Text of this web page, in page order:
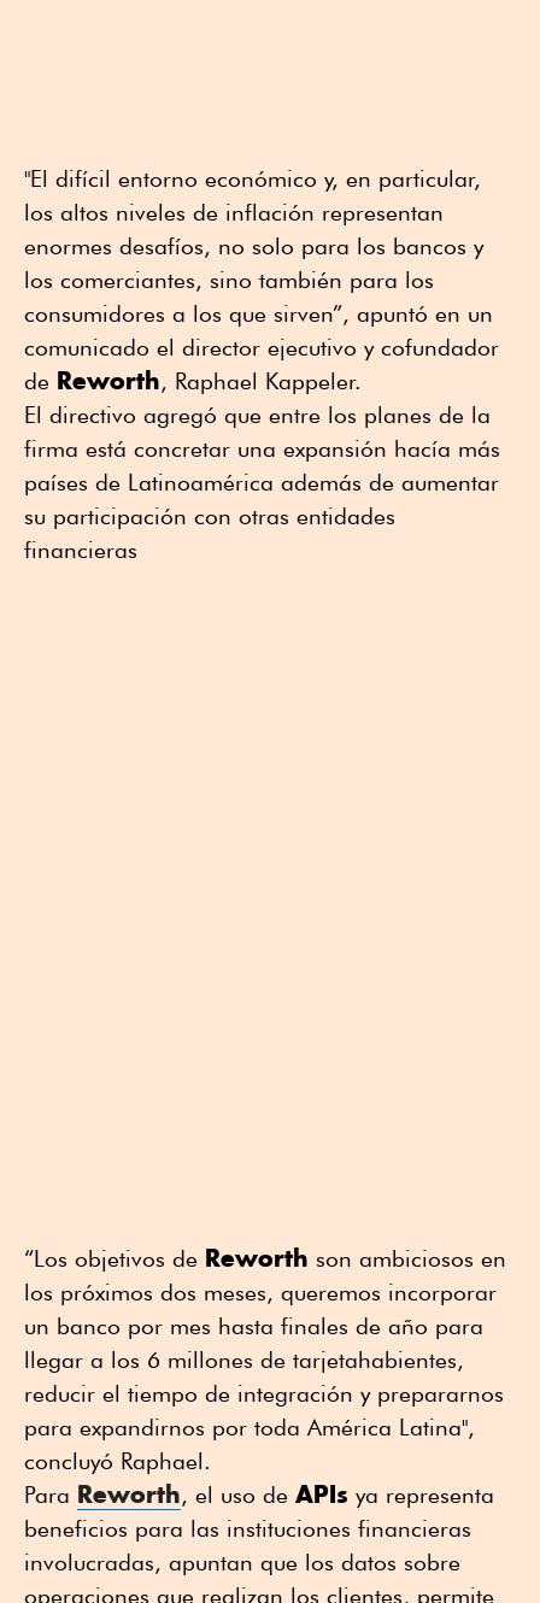
"El difícil entorno económico y, en particular,
los altos niveles de inflación representan
enormes desafíos, no solo para los bancos y
los comerciantes, sino también para los
consumidores a los que sirven”, apuntó en un
comunicado el director ejecutivo y cofundador
de Reworth, Raphael Kappeler.
El directivo agregó que entre los planes de la
firma está concretar una expansión hacía más
países de Latinoamérica además de aumentar
su participación con otras entidades
financieras
“Los objetivos de Reworth son ambiciosos en
los próximos dos meses, queremos incorporar
un banco por mes hasta finales de año para
llegar a los 6 millones de tarjetahabientes,
reducir el tiempo de integración y prepararnos
para expandirnos por toda América Latina",
concluyó Raphael.
Para Reworth, el uso de APIs ya representa
beneficios para las instituciones financieras
involucradas, apuntan que los datos sobre
operaciones que realizan los clientes, permite